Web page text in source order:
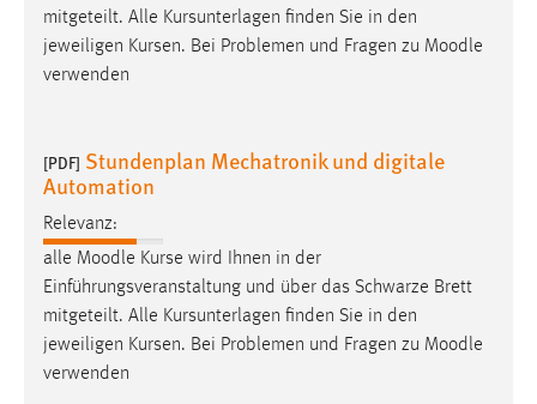
mitgeteilt. Alle Kursunterlagen finden Sie in den
jeweiligen Kursen. Bei Problemen und Fragen zu Moodle
verwenden
[PDF] Stundenplan Mechatronik und digitale
Automation
Relevanz:
alle Moodle Kurse wird Ihnen in der
Einführungsveranstaltung und über das Schwarze Brett
mitgeteilt. Alle Kursunterlagen finden Sie in den
jeweiligen Kursen. Bei Problemen und Fragen zu Moodle
verwenden